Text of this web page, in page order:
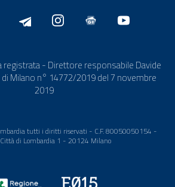
registrata - Direttore responsabile Davide
di Milano n° 14772/2019 del 7 novembre
2019
tutti i diritti riservati - C.F. 80050050154 -
di Lombardia 1 - 20124 Milano